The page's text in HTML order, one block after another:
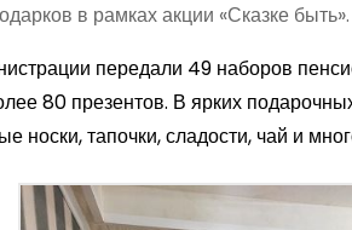
в рамках акции «Сказке быть».
передали 49 наборов
80 презентов. В ярких
носки, тапочки, сладости, чай и